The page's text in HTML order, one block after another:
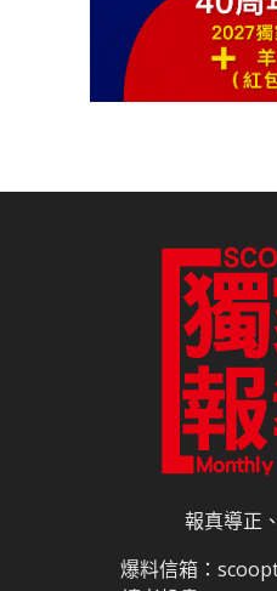
報真導正
爆料信箱：